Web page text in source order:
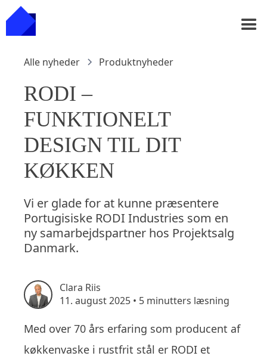
Alle nyheder Produktnyheder
RODI –
FUNKTIONELT
DESIGN TIL DIT
KØKKEN
Vi er glade for at kunne præsentere
Portugisiske RODI Industries som en
ny samarbejdspartner hos Projektsalg
Danmark.
Clara Riis
11. august 2025 • 5 minutters læsning
Med over 70 års erfaring som producent af
køkkenvaske i rustfrit stål er RODI et